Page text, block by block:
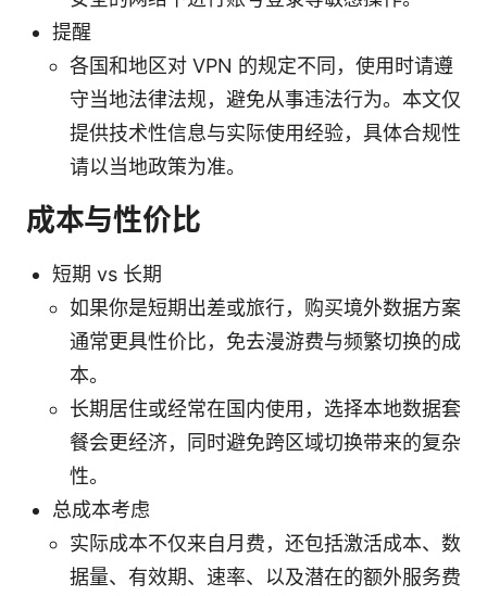
提醒
各国和地区对 VPN 的规定不同，使用时请遵
守当地法律法规，避免从事违法行为。本文仅
提供技术性信息与实际使用经验，具体合规性
请以当地政策为准。
成本与性价比
短期 vs 长期
如果你是短期出差或旅行，购买境外数据方案
通常更具性价比，免去漫游费与频繁切换的成
本。
长期居住或经常在国内使用，选择本地数据套
餐会更经济，同时避免跨区域切换带来的复杂
性。
总成本考虑
实际成本不仅来自月费，还包括激活成本、数
据量、有效期、速率、以及潜在的额外服务费